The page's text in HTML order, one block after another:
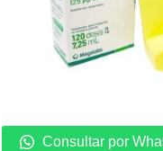
Consultar por